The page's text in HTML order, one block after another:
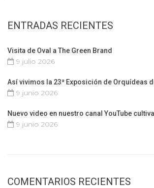
ENTRADAS RECIENTES
Visita de Oval a The Green Brand
9 julio 2026
Así vivimos la 23ª Exposición de Orquídeas
9 junio 2026
Nuevo video en nuestro canal YouTube
9 junio 2026
COMENTARIOS RECIENTES